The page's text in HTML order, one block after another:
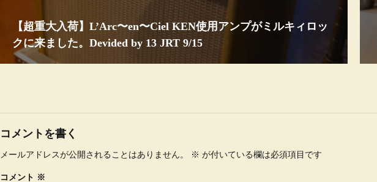
【超重大入荷】L’Arc〜en〜Ciel KEN使用アンプがミルキィロッ
クに来ました。Devided by 13 JRT 9/15
コメントを書く
メールアドレスが公開されることはありません。 ※ が付いている欄は必須項目です
コメント ※